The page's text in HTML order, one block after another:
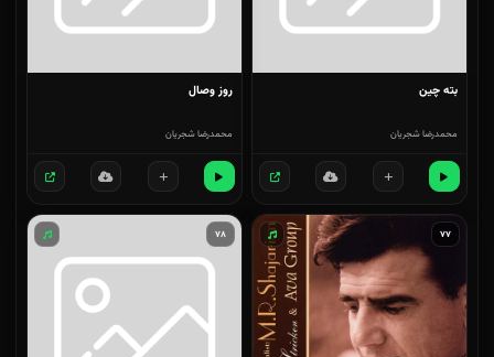
بته چین
محمدرضا شجریان
روز وصال
محمدرضا شجریان
۷۷ ۷۸